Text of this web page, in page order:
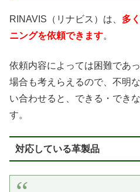
RINAVIS（リナビス）は、 多
ニングを依頼できます。
依頼内容によっては困難であ
場合も考えらえるので、不明
い合わせると、できる・でき
す。
対応している革製品